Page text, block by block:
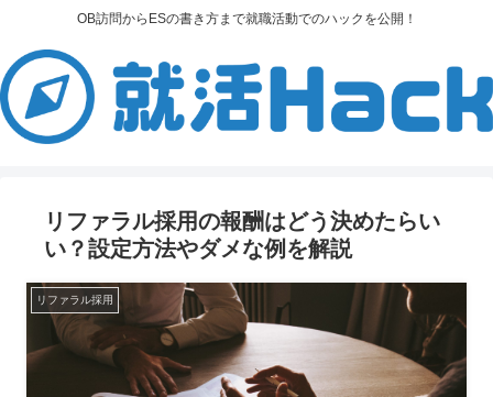
OB訪問からESの書き方まで就職活動でのハックを公開！
リファラル採用の報酬はどう決めたらい
い？設定方法やダメな例を解説
リファラル採用